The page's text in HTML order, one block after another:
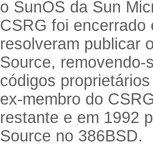
o SunOS da Sun
CSRG foi encerrado
resolveram publicar
Source,
códigos
ex-membro do
restante e em 1992
Source no 386BSD.